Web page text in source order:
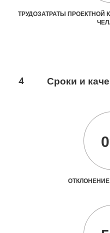
ТРУДОЗАТРАТЫ ПРОЕКТНОЙ
4 Сроки и